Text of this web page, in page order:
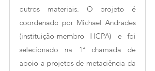
outros materiais. O projeto é
coordenado por Michael Andrades
(instituição-membro HCPA) e foi
selecionado na 1ª chamada de
apoio a projetos de metaciência da